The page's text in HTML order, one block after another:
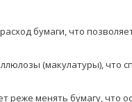
бумаги, что
(макулатуры), что
реже менять бумагу, что